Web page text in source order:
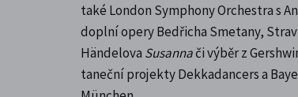
také London Symphony Orchestra s
doplní opery Bedřicha Smetany,
Händelova Susannači výběr z
taneční projekty Dekkadancers a